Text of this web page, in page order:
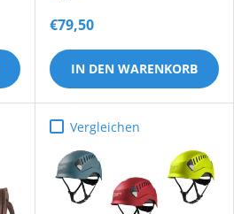
€79,50
IN DEN WARENKORB
Vergleichen